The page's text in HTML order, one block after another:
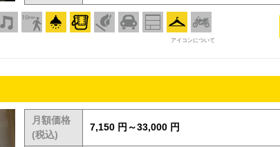
アイコンについて
月額価格
(税込)
7,150 円～33,000 円